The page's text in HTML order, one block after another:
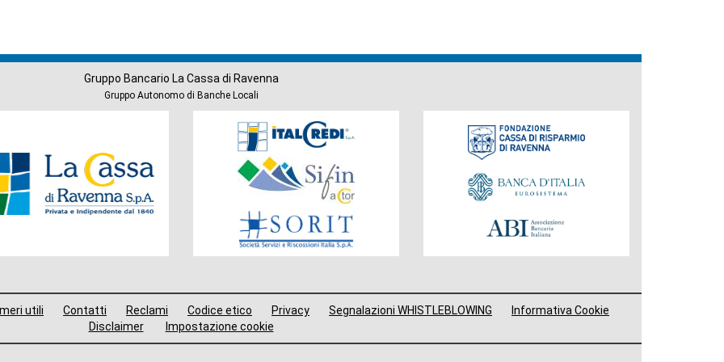
Gruppo Bancario La Cassa di Ravenna
Gruppo Autonomo di Banche Locali
Società
Gruppo
Fondazione
utili Contatti Reclami Codice etico Privacy Segnalazioni WHISTLEBLOWING
Informativa Cookie
Disclaimer
Impostazione cookie